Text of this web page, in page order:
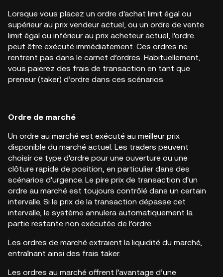
Lorsque vous placez un ordre d'achat limit égal ou
supérieur au prix vendeur actuel, ou un ordre de vente
limit égal ou inférieur au prix acheteur actuel, l'ordre
peut être exécuté immédiatement. Ces ordres ne
rentrent pas dans le carnet d’ordres. Habituellement,
vous paierez des frais de transaction en tant que
preneur (taker) d’ordre dans ces scénarios.
Ordre de marché
Un ordre au marché est exécuté au meilleur prix
disponible du marché actuel. Les traders peuvent
choisir ce type d'ordre pour une ouverture ou une
clôture rapide de position, en particulier dans des
scénarios d'urgence. Le pire prix de transaction d'un
ordre au marché est toujours contrôlé dans un certain
intervalle. Si le prix de la transaction dépasse cet
intervalle, le système annulera automatiquement la
partie restante non exécutée de l’ordre.
Les ordres de marché extraient la liquidité du marché,
entraînant ainsi des frais taker.
Les ordres au marché offrent l’avantage d’une